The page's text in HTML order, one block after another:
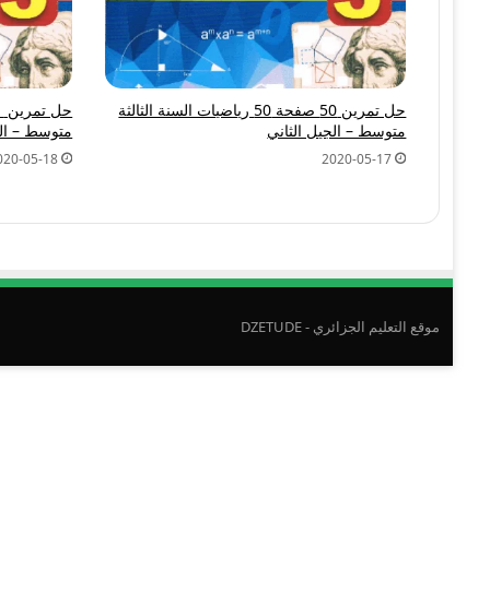
حل تمرين 50 صفحة 50 رياضيات السنة الثالثة
متوسط – الجيل الثاني
2020-05-17
متوسط –
05-18
موقع التعليم الجزائري - DZETUDE